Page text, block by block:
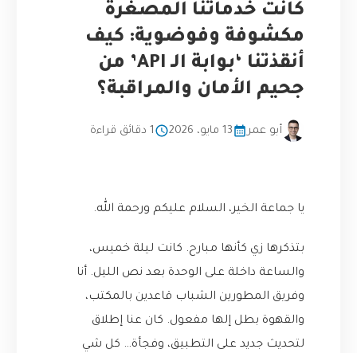
كانت خدماتنا المصغرة
مكشوفة وفوضوية: كيف
أنقذتنا ‘بوابة الـ API’ من
جحيم الأمان والمراقبة؟
أبو عمر 13 مايو، 2026 1 دقائق قراءة
يا جماعة الخير، السلام عليكم ورحمة الله.
بتذكرها زي كأنها مبارح. كانت ليلة خميس،
والساعة داخلة على الوحدة بعد نص الليل. أنا
وفريق المطورين الشباب قاعدين بالمكتب،
والقهوة بطل إلها مفعول. كان عنا إطلاق
لتحديث جديد على التطبيق، وفجأة… كل شي